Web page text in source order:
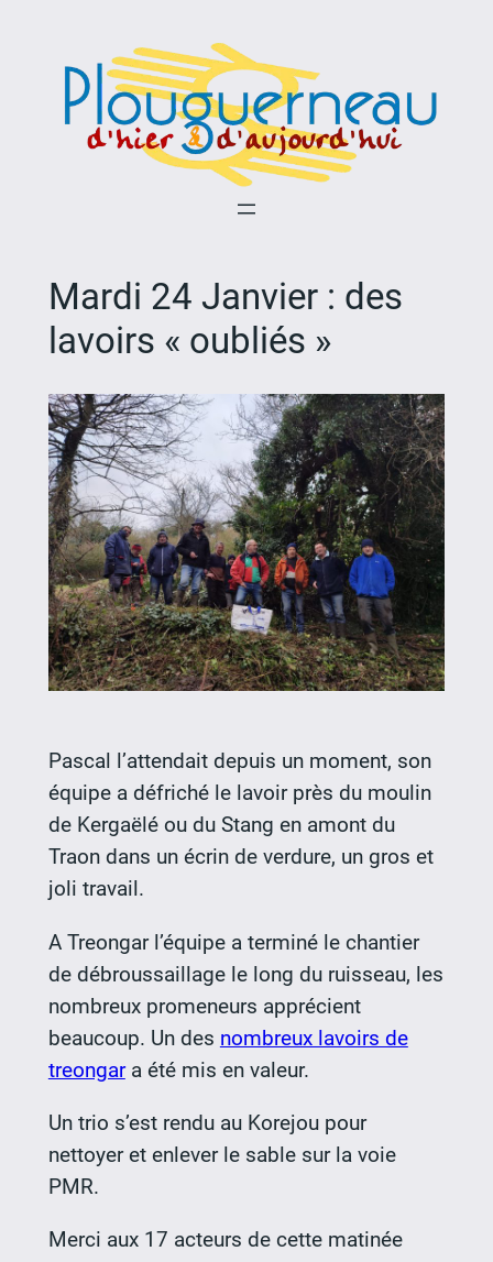
Mardi 24 Janvier : des
lavoirs « oubliés »
Pascal l’attendait depuis un moment, son
équipe a défriché le lavoir près du moulin
de Kergaëlé ou du Stang en amont du
Traon dans un écrin de verdure, un gros et
joli travail.
A Treongar l’équipe a terminé le chantier
de débroussaillage le long du ruisseau, les
nombreux promeneurs apprécient
beaucoup. Un des nombreux lavoirs de
treongara été mis en valeur.
Un trio s’est rendu au Korejou pour
nettoyer et enlever le sable sur la voie
PMR.
Merci aux 17 acteurs de cette matinée